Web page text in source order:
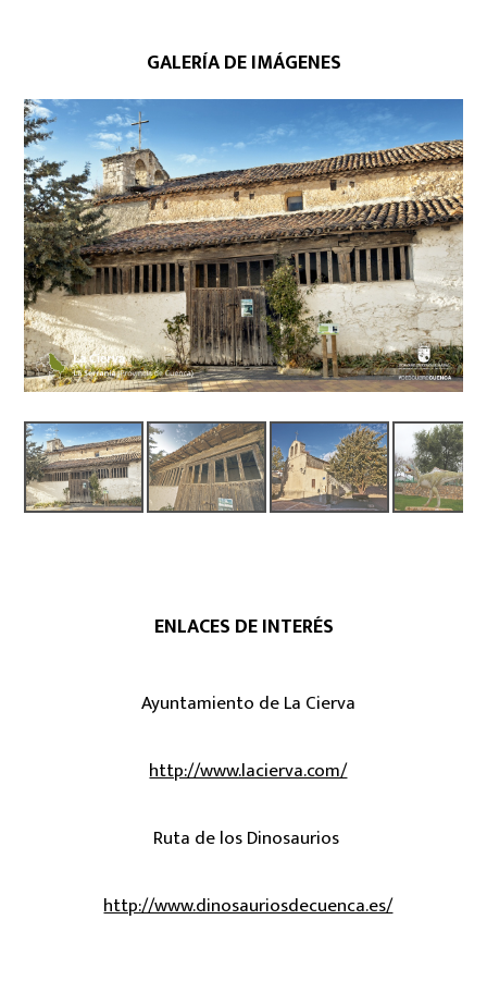
GALERÍA DE IMÁGENES
ENLACES DE INTERÉS
Ayuntamiento de La Cierva
http://www.lacierva.com/
Ruta de los Dinosaurios
http://www.dinosauriosdecuenca.es/